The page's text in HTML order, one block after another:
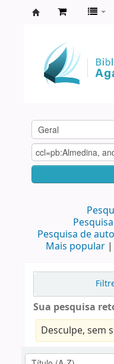
Agamenon
Magalhães
Pesquisa de
Mais popular
Sua pesquisa
Desculpe, sem